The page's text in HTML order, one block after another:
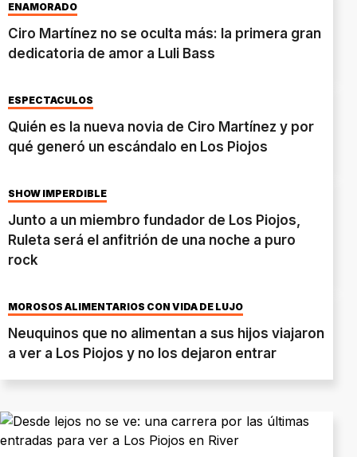
ENAMORADO
Ciro Martínez no se oculta más: la primera gran
dedicatoria de amor a Luli Bass
ESPECTÁCULOS
Quién es la nueva novia de Ciro Martínez y por
qué generó un escándalo en Los Piojos
SHOW IMPERDIBLE
Junto a un miembro fundador de Los Piojos,
Ruleta será el anfitrión de una noche a puro
rock
MOROSOS ALIMENTARIOS CON VIDA DE LUJO
Neuquinos que no alimentan a sus hijos viajaron
a ver a Los Piojos y no los dejaron entrar